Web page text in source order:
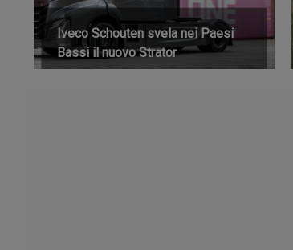
Iveco Schouten svela nei Paesi
Bassi il nuovo Strator